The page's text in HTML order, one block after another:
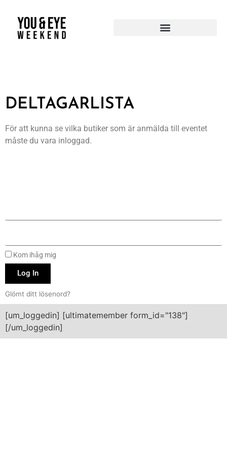
DELTAGARLISTA
För att kunna se vilka butiker som är anmälda till eventet
måste du vara inloggad.
Kom ihåg mig
Log In
Glömt ditt lösenord?
[um_loggedin] [ultimatemember form_id="138"]
[/um_loggedin]